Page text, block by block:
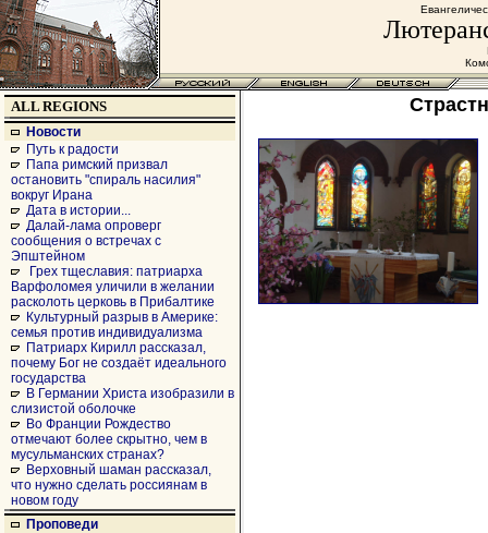
ALL REGIONS
Новости
Путь к радости
Папа римский призвал
остановить "спираль насилия"
вокруг Ирана
Дата в истории...
Далай-лама опроверг
сообщения о встречах с
Эпштейном
Грех тщеславия: патриарха
Варфоломея уличили в желании
расколоть церковь в Прибалтике
Культурный разрыв в Америке:
семья против индивидуализма
Патриарх Кирилл рассказал,
почему Бог не создаёт идеального
государства
В Германии Христа изобразили в
слизистой оболочке
Во Франции Рождество
отмечают более скрытно, чем в
мусульманских странах?
Верховный шаман рассказал,
что нужно сделать россиянам в
новом году
Проповеди